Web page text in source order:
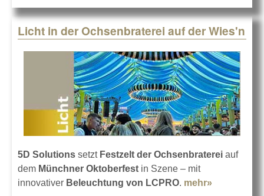
Licht in der Ochsenbraterei auf der Wies'n
5D Solutions setzt Festzelt der Ochsenbraterei auf
dem Münchner Oktoberfest in Szene – mit
innovativer Beleuchtung von LCPRO. mehr»